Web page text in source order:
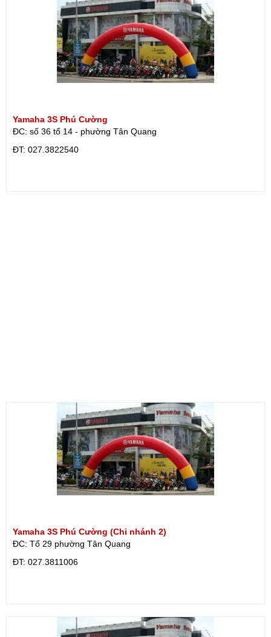
Yamaha 3S Phú Cường
ĐC: số 36 tổ 14 - phường Tân Quang
ÐT: 027.3822540
Yamaha 3S Phú Cường (Chi nhánh 2)
ĐC: Tổ 29 phường Tân Quang
ÐT: 027.3811006